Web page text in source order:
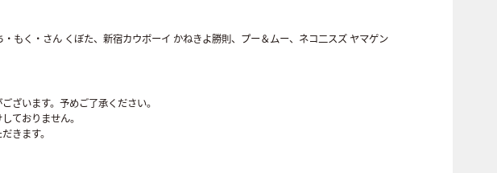
もく・さん くぼた、新宿カウボーイ かねきよ勝則、プー＆ムー、ネコ二スズ ヤマゲン
ざいます。予めご了承ください。
ておりません。
きます。